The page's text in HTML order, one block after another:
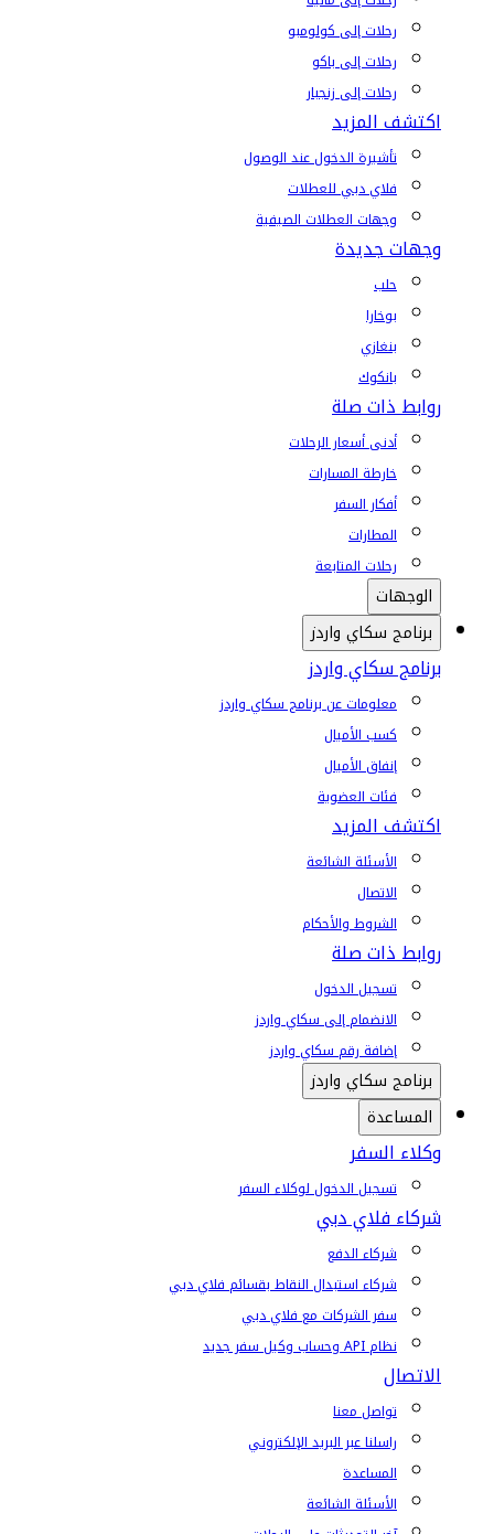
رحلات إلى كولومبو
رحلات إلى باكو
رحلات إلى زنجبار
اكتشف المزيد
تأشيرة الدخول عند الوصول
فلاي دبي للعطلات
وجهات العطلات الصيفية
وجهات جديدة
حلب
بوخارا
بنغازي
بانكوك
روابط ذات صلة
أدنى أسعار الرحلات
خارطة المسارات
أفكار السفر
المطارات
رحلات المتابعة
الوجهات
برنامج سكاي واردز
برنامج سكاي واردز
معلومات عن برنامج سكاي واردز
كسب الأميال
إنفاق الأميال
فئات العضوية
اكتشف المزيد
الأسئلة الشائعة
الاتصال
الشروط والأحكام
روابط ذات صلة
تسجيل الدخول
الانضمام إلى سكاي واردز
إضافة رقم سكاي واردز
برنامج سكاي واردز
المساعدة
وكلاء السفر
تسجيل الدخول لوكلاء السفر
شركاء فلاي دبي
شركاء الدفع
شركاء استبدال النقاط بقسائم فلاي دبي
سفر الشركات مع فلاي دبي
نظام API وحساب وكيل سفر جديد
الاتصال
تواصل معنا
راسلنا عبر البريد الإلكتروني
المساعدة
الأسئلة الشائعة